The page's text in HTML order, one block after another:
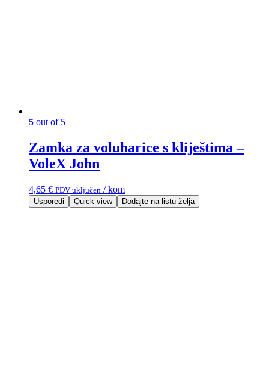
5 out of 5
Zamka za voluharice s kliještima –
VoleX John
4,65 € PDV uključen / kom
Usporedi Quick view Dodajte na listu želja